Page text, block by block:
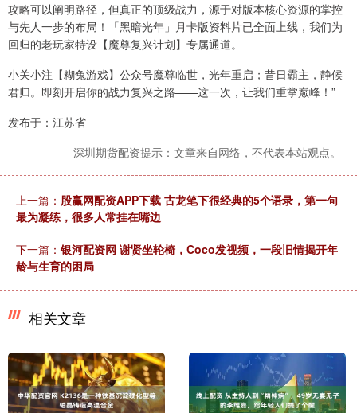
攻略可以阐明路径，但真正的顶级战力，源于对版本核心资源的掌控
与先人一步的布局！「黑暗光年」月卡版资料片已全面上线，我们为
回归的老玩家特设【魔尊复兴计划】专属通道。
小关小注【糊兔游戏】公众号魔尊临世，光年重启；昔日霸主，静候
君归。即刻开启你的战力复兴之路——这一次，让我们重掌巅峰！”
发布于：江苏省
深圳期货配资提示：文章来自网络，不代表本站观点。
上一篇： 股赢网配资APP下载 古龙笔下很经典的5个语录，第一句
最为凝练，很多人常挂在嘴边
下一篇： 银河配资网 谢贤坐轮椅，Coco发视频，一段旧情揭开年
龄与生育的困局
相关文章